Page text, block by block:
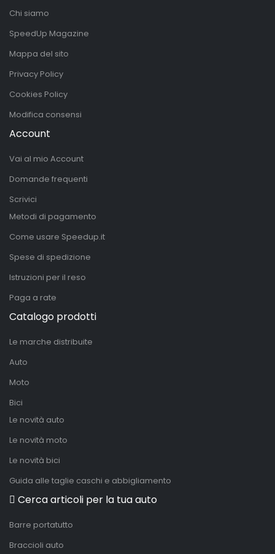
Chi siamo
SpeedUp Magazine
Mappa del sito
Privacy Policy
Cookies Policy
Modifica consensi
Account
Vai al mio Account
Domande frequenti
Scrivici
Metodi di pagamento
Come usare Speedup.it
Spese di spedizione
Istruzioni per il reso
Paga a rate
Catalogo prodotti
Le marche distribuite
Auto
Moto
Bici
Le novità auto
Le novità moto
Le novità bici
Guida alle taglie caschi e abbigliamento
Cerca articoli per la tua auto
Barre portatutto
Braccioli auto